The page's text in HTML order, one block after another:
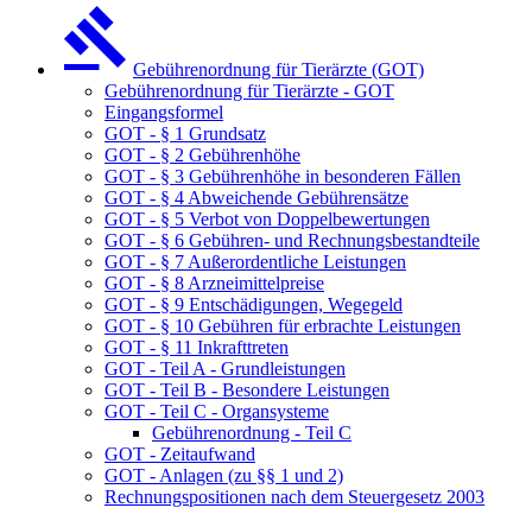
Gebührenordnung für Tierärzte (GOT)
Gebührenordnung für Tierärzte - GOT
Eingangsformel
GOT - § 1 Grundsatz
GOT - § 2 Gebührenhöhe
GOT - § 3 Gebührenhöhe in besonderen Fällen
GOT - § 4 Abweichende Gebührensätze
GOT - § 5 Verbot von Doppelbewertungen
GOT - § 6 Gebühren- und Rechnungsbestandteile
GOT - § 7 Außerordentliche Leistungen
GOT - § 8 Arzneimittelpreise
GOT - § 9 Entschädigungen, Wegegeld
GOT - § 10 Gebühren für erbrachte Leistungen
GOT - § 11 Inkrafttreten
GOT - Teil A - Grundleistungen
GOT - Teil B - Besondere Leistungen
GOT - Teil C - Organsysteme
Gebührenordnung - Teil C
GOT - Zeitaufwand
GOT - Anlagen (zu §§ 1 und 2)
Rechnungspositionen nach dem Steuergesetz 2003